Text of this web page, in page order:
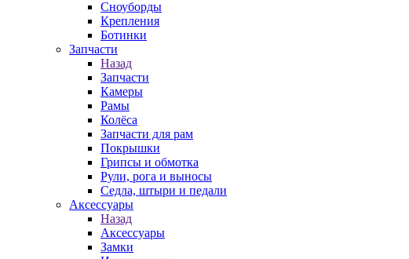
Сноуборды
Крепления
Ботинки
Запчасти
Назад
Запчасти
Камеры
Рамы
Колёса
Запчасти для рам
Покрышки
Грипсы и обмотка
Рули, рога и выносы
Седла, штыри и педали
Аксессуары
Назад
Аксессуары
Замки